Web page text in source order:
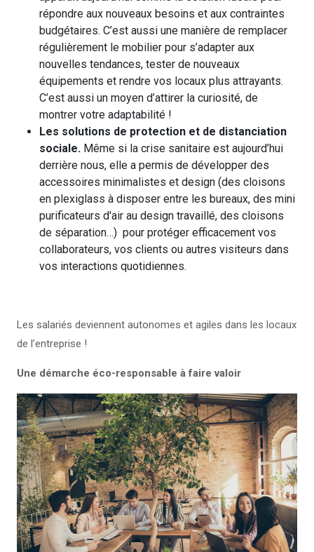
répondre aux nouveaux besoins et aux contraintes
budgétaires. C’est aussi une manière de remplacer
régulièrement le mobilier pour s’adapter aux
nouvelles tendances, tester de nouveaux
équipements et rendre vos locaux plus attrayants.
C’est aussi un moyen d’attirer la curiosité, de
montrer votre adaptabilité !
Les solutions de protection et de distanciation
sociale. Même si la crise sanitaire est aujourd’hui
derrière nous, elle a permis de développer des
accessoires minimalistes et design (des cloisons
en plexiglass à disposer entre les bureaux, des mini
purificateurs d'air au design travaillé, des cloisons
de séparation…) pour protéger efficacement vos
collaborateurs, vos clients ou autres visiteurs dans
vos interactions quotidiennes.
Les salariés deviennent autonomes et agiles dans les locaux
de l’entreprise !
Une démarche éco-responsable à faire valoir